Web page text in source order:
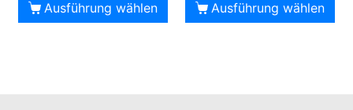
Ausführung wählen Ausführung wählen